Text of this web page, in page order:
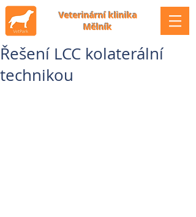
Veterinární klinika
Mělník
Řešení LCC kolaterální
technikou